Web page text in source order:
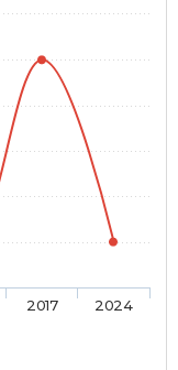
2017 2024